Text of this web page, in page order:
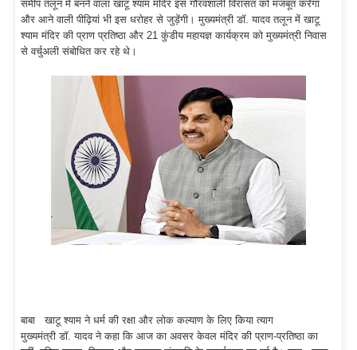
समीप तलून में बनने वाला खाटू श्याम मंदिर इस गौरवशाली विरासत को मजबूत करेगा
और आने वाली पीढ़ियां भी इस धरोहर से जुड़ेंगी। मुख्यमंत्री डॉ. यादव तलून में खाटू
श्याम मंदिर की प्राण प्रतिष्ठा और 21 कुंडीय महायज्ञ कार्यक्रम को मुख्यमंत्री निवास
से वर्चुअली संबोधित कर रहे थे।
बाबा खाटू श्याम ने धर्म की रक्षा और लोक कल्याण के लिए किया त्याग
मुख्यमंत्री डॉ. यादव ने कहा कि आज का अवसर केवल मंदिर की प्राण-प्रतिष्ठा का